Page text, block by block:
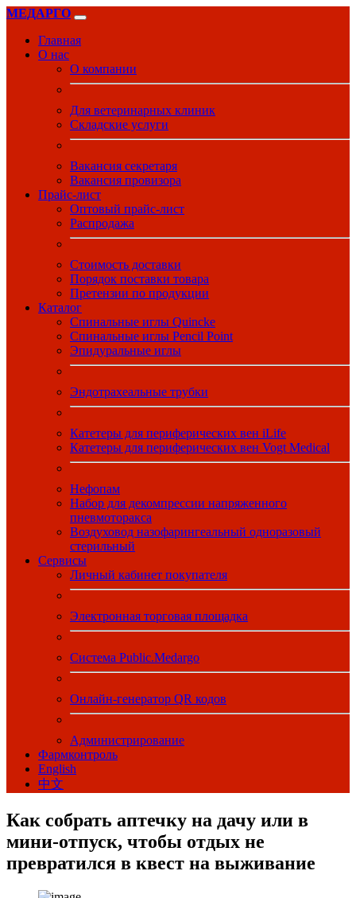
МЕДАРГО
Главная
О нас
О компании
Для ветеринарных клиник
Складские услуги
Вакансия секретаря
Вакансия провизора
Прайс-лист
Оптовый прайс-лист
Распродажа
Стоимость доставки
Порядок поставки товара
Претензии по продукции
Каталог
Спинальные иглы Quincke
Спинальные иглы Pencil Point
Эпидуральные иглы
Эндотрахеальные трубки
Катетеры для периферических вен iLife
Катетеры для периферических вен Vogt Medical
Нефопам
Набор для декомпрессии напряженного
пневмоторакса
Воздуховод назофарингеальный одноразовый
стерильный
Сервисы
Личный кабинет покупателя
Электронная торговая площадка
Система Public.Medargo
Онлайн-генератор QR кодов
Администрирование
Фармконтроль
English
中文
Как собрать аптечку на дачу или в
мини-отпуск, чтобы отдых не
превратился в квест на выживание